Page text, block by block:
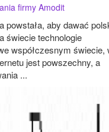
firmy Amodit
powstała, aby dawać
świecie technologie
współczesnym świecie,
jest powszechny, a
...